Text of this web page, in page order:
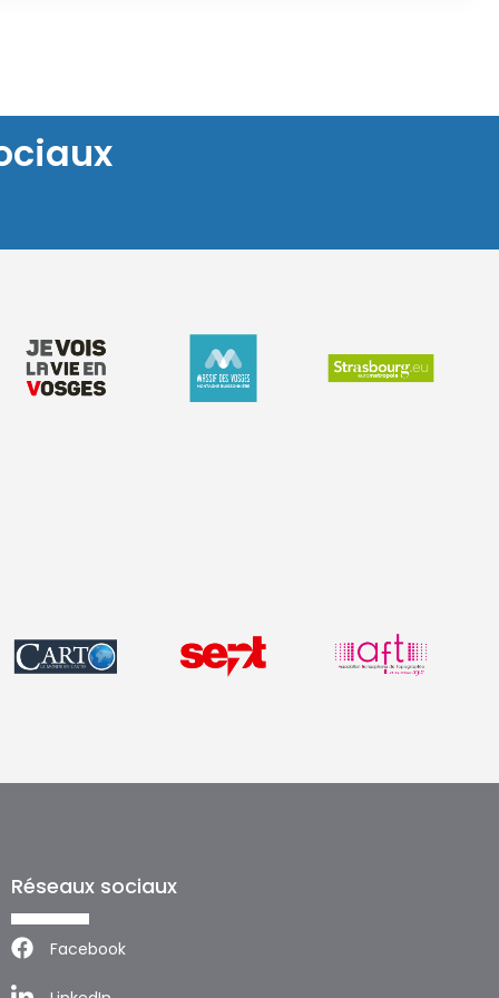
Réseaux sociaux
Facebook